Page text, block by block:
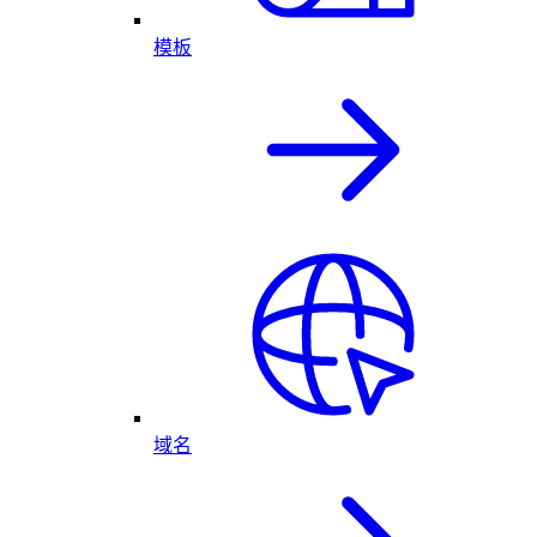
模板
域名